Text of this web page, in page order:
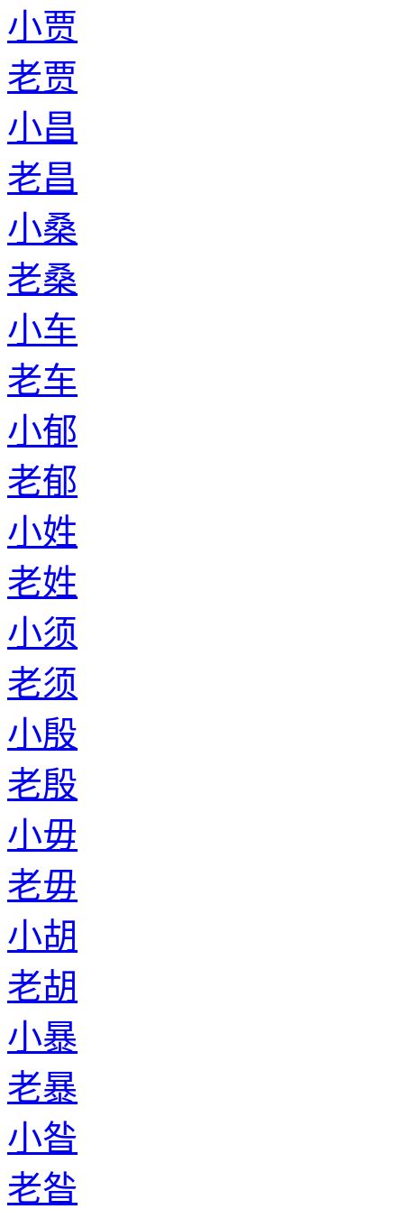
小贾
老贾
小昌
老昌
小桑
老桑
小车
老车
小郁
老郁
小姓
老姓
小须
老须
小殷
老殷
小毋
老毋
小胡
老胡
小暴
老暴
小昝
老昝